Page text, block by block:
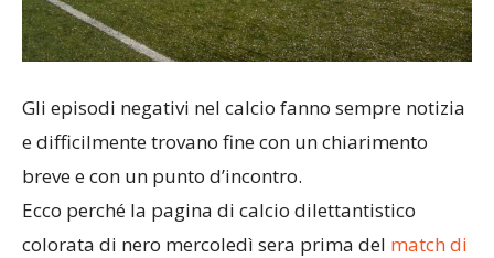
Gli episodi negativi nel calcio fanno sempre notizia
e difficilmente trovano fine con un chiarimento
breve e con un punto d’incontro.
Ecco perché la pagina di calcio dilettantistico
colorata di nero mercoledì sera prima del match di